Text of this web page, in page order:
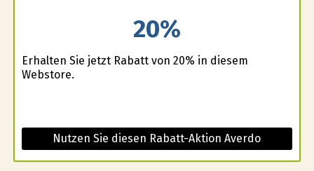
20%
Erhalten Sie jetzt Rabatt von 20% in diesem
Webstore.
Nutzen Sie diesen Rabatt-Aktion Averdo